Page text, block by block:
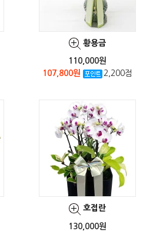
황용금
110,000원
107,800원
2,200점
호접란
130,000원